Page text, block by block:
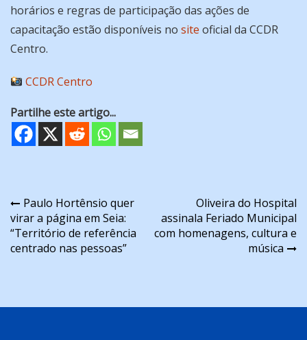
horários e regras de participação das ações de
capacitação estão disponíveis no site oficial da CCDR
Centro.
CCDR Centro
Partilhe este artigo...
Navegação
de
artigos
Paulo Hortênsio quer
virar a página em Seia:
“Território de referência
centrado nas pessoas”
Oliveira do Hospital
assinala Feriado Municipal
com homenagens, cultura e
música